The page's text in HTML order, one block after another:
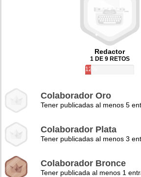
Redactor
1 DE 9 RETOS
12%
Colaborador Oro
Tener publicadas al menos 5
Colaborador Plata
Tener publicadas al menos 3
Colaborador Bronce
Tener publicada al menos 1